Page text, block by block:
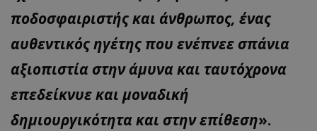
ποδοσφαιριστής και άνθρωπος, ένας
αυθεντικός ηγέτης που ενέπνεε σπάνια
αξιοπιστία στην άμυνα και ταυτόχρονα
επεδείκνυε και μοναδική
δημιουργικότητα και στην επίθεση».